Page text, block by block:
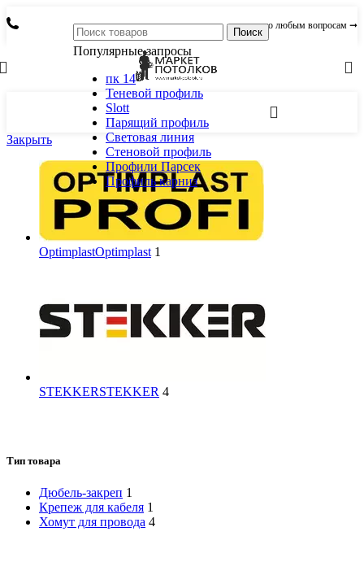
по любым вопросам ➞
Поиск
Популярные запросы
пк 14
Теневой профиль
Slott
Парящий профиль
Световая линия
Стеновой профиль
Профили Парсек
Профиль карниз
Закрыть
OptimplastOptimplast 1
STEKKERSTEKKER 4
Тип товара
Дюбель-закреп 1
Крепеж для кабеля 1
Хомут для провода 4